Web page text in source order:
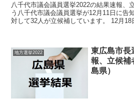
八千代市議会議員選挙2022の結果速報、
う八千代市議会議員選挙が12月11日に告
対して32人が立候補しています。 12月18
地方選挙2022
東広島市長
報、立候補
島県）